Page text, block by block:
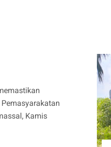
Kamis